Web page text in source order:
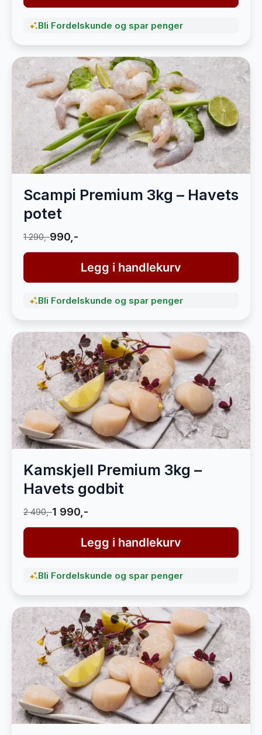
Bli Fordelskunde og spar penger
Scampi Premium 3kg – Havets
potet
1 290,-990,-
Legg i handlekurv
Bli Fordelskunde og spar penger
Kamskjell Premium 3kg –
Havets godbit
2 490,-1 990,-
Legg i handlekurv
Bli Fordelskunde og spar penger